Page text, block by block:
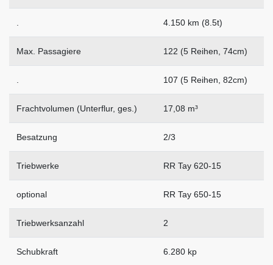
4.150 km (8.5t)
Max. Passagiere 122 (5 Reihen, 74cm)
107 (5 Reihen, 82cm)
Frachtvolumen (Unterflur, ges.) 17,08 m³
Besatzung 2/3
Triebwerke RR Tay 620-15
optional RR Tay 650-15
Triebwerksanzahl 2
Schubkraft 6.280 kp